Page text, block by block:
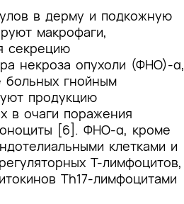
в дерму и подкожную
макрофаги,
секрецию
некроза опухоли (ФНО)-α,
больных гнойным
продукцию
в очаги поражения
[6]. ФНО-α, кроме
клетками и
Т-лимфоцитов,
Th17-лимфоцитами